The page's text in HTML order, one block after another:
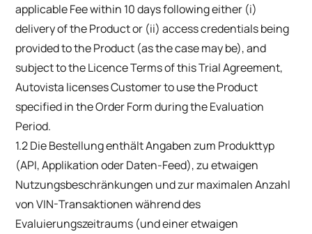
applicable Fee within 10 days following either (i)
delivery of the Product or (ii) access credentials being
provided to the Product (as the case may be), and
subject to the Licence Terms of this Trial Agreement,
Autovista licenses Customer to use the Product
specified in the Order Form during the Evaluation
Period.
1.2 Die Bestellung enthält Angaben zum Produkttyp
(API, Applikation oder Daten-Feed), zu etwaigen
Nutzungsbeschränkungen und zur maximalen Anzahl
von VIN-Transaktionen während des
Evaluierungszeitraums (und einer etwaigen